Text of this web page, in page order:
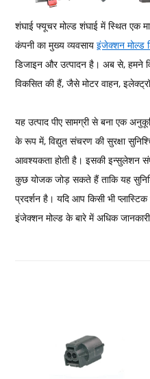
शंघाई फ्यूचर मोल्ड शंघाई में स्थित एक
कंपनी का मुख्य व्यवसायइंजेक्शन मोल्ड
डिजाइन और उत्पादन है। अब से, हमने
विकसित की हैं, जैसे मोटर वाहन,
यह उत्पाद पीए सामग्री से बना एक
के रूप में, विद्युत संचरण की सुरक्षा
आवश्यकता होती है। इसकी इन्सुलेशन
कुछ योजक जोड़ सकते हैं ताकि यह
प्रदर्शन है। यदि आप किसी भी
इंजेक्शन मोल्ड के बारे में अधिक